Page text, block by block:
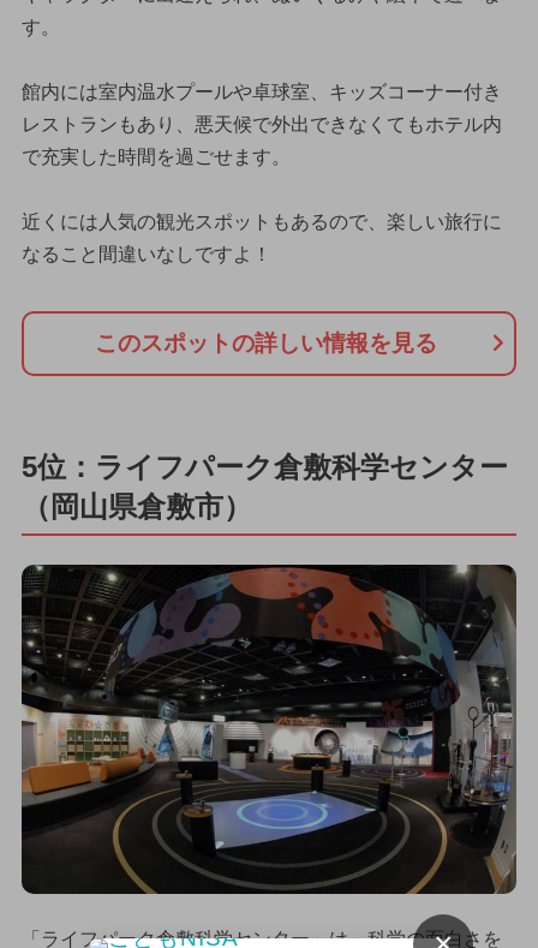
す。
館内には室内温水プールや卓球室、キッズコーナー付き
レストランもあり、悪天候で外出できなくてもホテル内
で充実した時間を過ごせます。
近くには人気の観光スポットもあるので、楽しい旅行に
なること間違いなしですよ！
このスポットの詳しい情報を見る
5位：ライフパーク倉敷科学センター
（岡山県倉敷市）
「ライフパーク倉敷科学センター」は、科学の面白さを